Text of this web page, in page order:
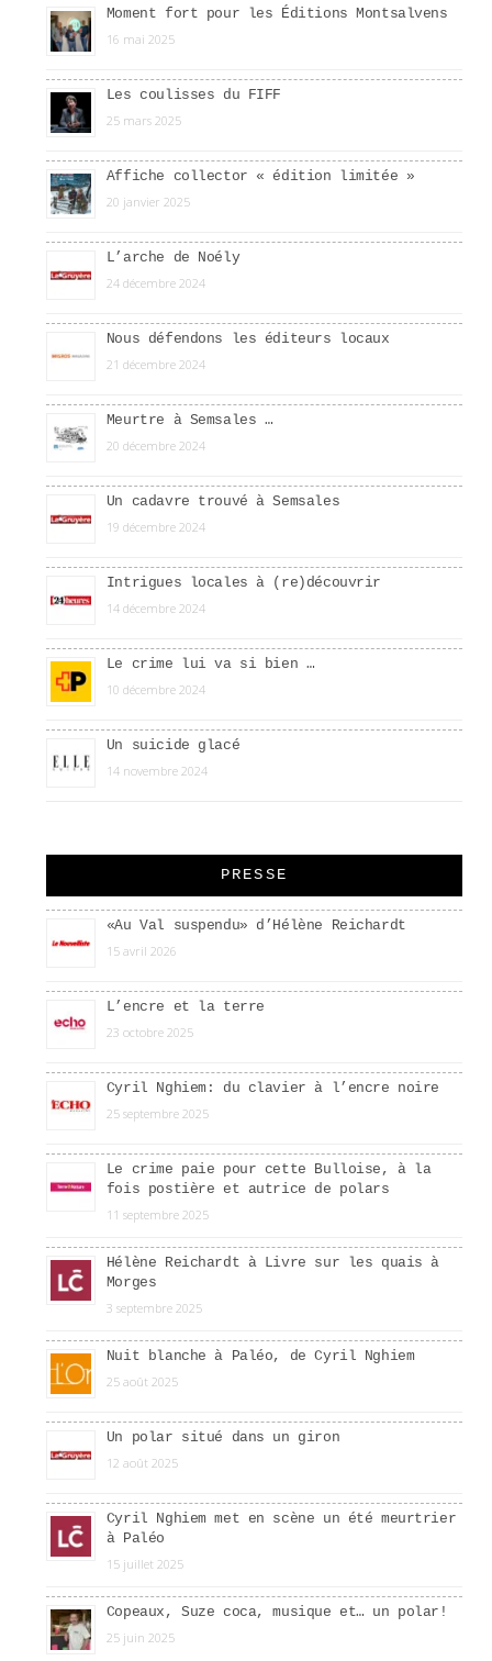
Moment fort pour les Éditions Montsalvens
16 mai 2025
Les coulisses du FIFF
25 mars 2025
Affiche collector « édition limitée »
20 janvier 2025
L’arche de Noély
24 décembre 2024
Nous défendons les éditeurs locaux
21 décembre 2024
Meurtre à Semsales …
20 décembre 2024
Un cadavre trouvé à Semsales
19 décembre 2024
Intrigues locales à (re)découvrir
14 décembre 2024
Le crime lui va si bien …
10 décembre 2024
Un suicide glacé
14 novembre 2024
PRESSE
«Au Val suspendu» d’Hélène Reichardt
15 avril 2026
L’encre et la terre
23 octobre 2025
Cyril Nghiem: du clavier à l’encre noire
25 septembre 2025
Le crime paie pour cette Bulloise, à la
fois postière et autrice de polars
11 septembre 2025
Hélène Reichardt à Livre sur les quais à
Morges
3 septembre 2025
Nuit blanche à Paléo, de Cyril Nghiem
25 août 2025
Un polar situé dans un giron
12 août 2025
Cyril Nghiem met en scène un été meurtrier
à Paléo
15 juillet 2025
Copeaux, Suze coca, musique et… un polar!
25 juin 2025